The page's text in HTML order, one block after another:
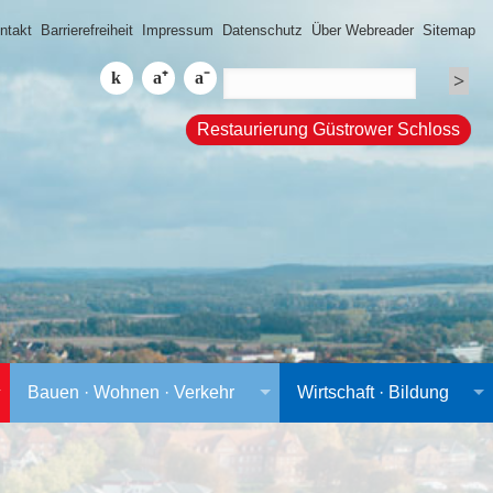
Barrierefreiheit Impressum Datenschutz Über Webreader Sitemap
Restaurierung Güstrower Schloss
Bauen · Wohnen · Verkehr Wirtschaft · Bildung